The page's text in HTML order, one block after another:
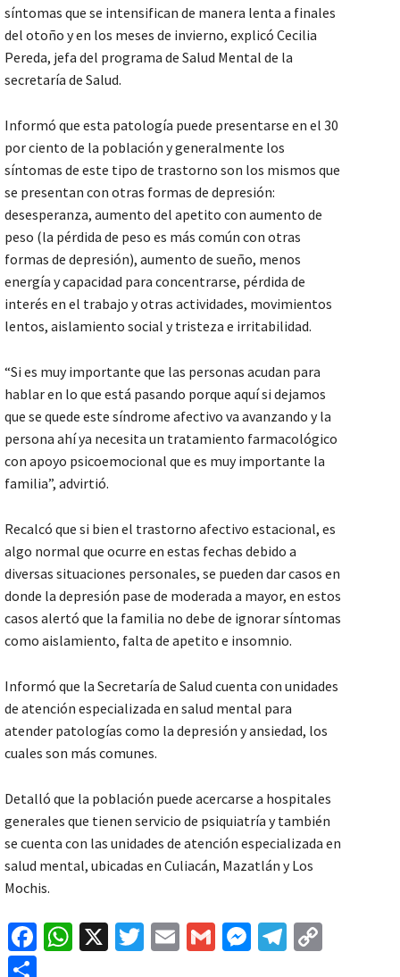
síntomas que se intensifican de manera lenta a finales
del otoño y en los meses de invierno, explicó Cecilia
Pereda, jefa del programa de Salud Mental de la
secretaría de Salud.
Informó que esta patología puede presentarse en el 30
por ciento de la población y generalmente los
síntomas de este tipo de trastorno son los mismos que
se presentan con otras formas de depresión:
desesperanza, aumento del apetito con aumento de
peso (la pérdida de peso es más común con otras
formas de depresión), aumento de sueño, menos
energía y capacidad para concentrarse, pérdida de
interés en el trabajo y otras actividades, movimientos
lentos, aislamiento social y tristeza e irritabilidad.
“Si es muy importante que las personas acudan para
hablar en lo que está pasando porque aquí si dejamos
que se quede este síndrome afectivo va avanzando y la
persona ahí ya necesita un tratamiento farmacológico
con apoyo psicoemocional que es muy importante la
familia”, advirtió.
Recalcó que si bien el trastorno afectivo estacional, es
algo normal que ocurre en estas fechas debido a
diversas situaciones personales, se pueden dar casos en
donde la depresión pase de moderada a mayor, en estos
casos alertó que la familia no debe de ignorar síntomas
como aislamiento, falta de apetito e insomnio.
Informó que la Secretaría de Salud cuenta con unidades
de atención especializada en salud mental para
atender patologías como la depresión y ansiedad, los
cuales son más comunes.
Detalló que la población puede acercarse a hospitales
generales que tienen servicio de psiquiatría y también
se cuenta con las unidades de atención especializada en
salud mental, ubicadas en Culiacán, Mazatlán y Los
Mochis.
Fa W X
T
E
G
M Te